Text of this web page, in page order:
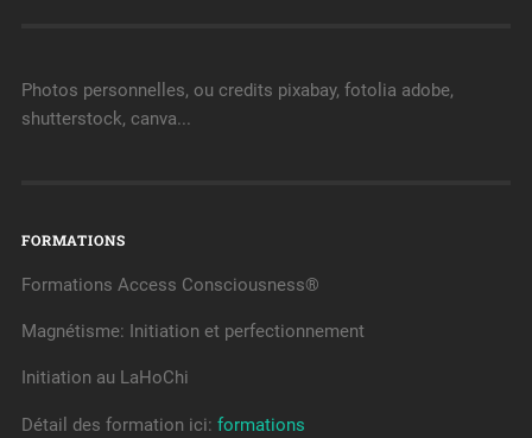
Photos personnelles, ou credits pixabay, fotolia adobe,
shutterstock, canva...
FORMATIONS
Formations Access Consciousness®
Magnétisme: Initiation et perfectionnement
Initiation au LaHoChi
Détail des formation ici: formations